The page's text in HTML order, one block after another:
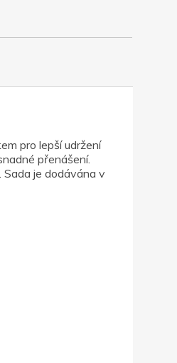
pro lepší udržení
přenášení.
Sada je dodávána v